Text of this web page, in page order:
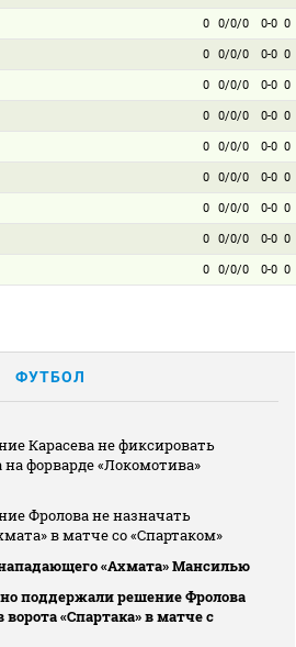
0 0/0/0 0-0 0
0 0/0/0 0-0 0
0 0/0/0 0-0 0
0 0/0/0 0-0 0
0 0/0/0 0-0 0
0 0/0/0 0-0 0
0 0/0/0 0-0 0
0 0/0/0 0-0 0
0 0/0/0 0-0 0
ФУТБОЛ
Карасева не фиксировать
форварде «Локомотива»
Фролова не назначать
в матче со «Спартаком»
«Ахмата» Мансилью
поддержали решение Фролова
«Спартака» в матче с